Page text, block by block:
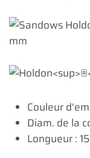
Couleur
Diam. de la
Longueur :